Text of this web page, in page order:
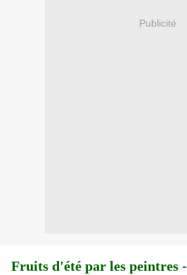
Publicité
Fruits d'été par les peintres -